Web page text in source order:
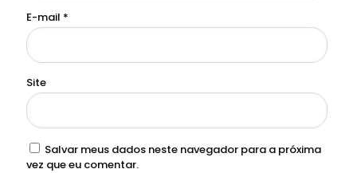
E-mail *
Site
Salvar meus dados neste navegador para a próxima
vez que eu comentar.